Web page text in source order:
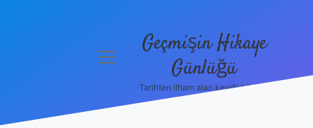
menüyü
Geçmişin Hikaye
Günlüğü
Tarihten ilham alan keyifli bilgiler!